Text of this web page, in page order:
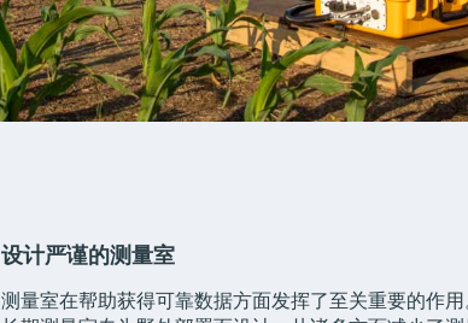
设计严谨的测量室
测量室在帮助获得可靠数据方面发挥了至关重要的作用